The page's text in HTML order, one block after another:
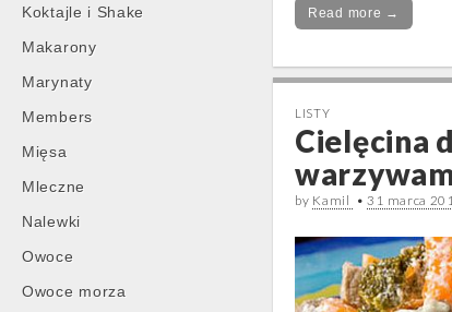
Koktajle i Shake
Makarony
Marynaty
Members
Mięsa
Mleczne
Nalewki
Owoce
Owoce morza
Read more →
LISTY
Cielęcina
by Kamil •31 marca